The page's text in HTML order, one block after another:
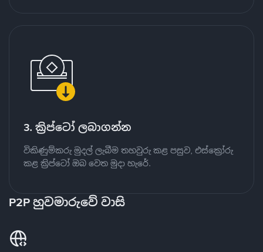
3. ක්‍රිප්ටෝ ලබාගන්න
විකිණුම්කරු මුදල් ලැබීම තහවුරු කළ පසුව, එස්ක්‍රෝරු
කළ ක්‍රිප්ටෝ ඔබ වෙත මුදා හැරේ.
P2P හුවමාරුවේ වාසි